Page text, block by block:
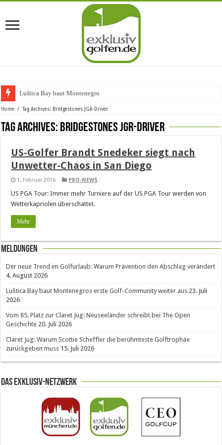
Luštica Bay baut Montenegros e
Home / Tag Archives: Bridgestones JGR-Driver
Tag Archives: Bridgestones JGR-Driver
US-Golfer Brandt Snedeker siegt nach
Unwetter-Chaos in San Diego
1. Februar 2016 PRO-NEWS
US PGA Tour: Immer mehr Turniere auf der US PGA Tour werden von
Wetterkapriolen überschattet.
Mehr
Meldungen
Der neue Trend im Golfurlaub: Warum Prävention den Abschlag verändert
4. August 2026
Luštica Bay baut Montenegros erste Golf-Community weiter aus 23. Juli
2026
Vom 85. Platz zur Claret Jug: Neuseeländer schreibt bei The Open
Geschichte 20. Juli 2026
Claret Jug: Warum Scottie Scheffler die berühmteste Golftrophäe
zurückgeben muss 15. Juli 2026
Das Exklusiv-Netzwerk